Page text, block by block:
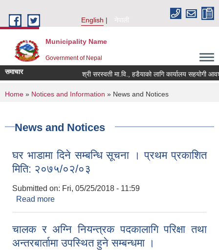
English
नेपाली
Municipality Name
Government of Nepal
समाचार श्री सरस्वती मा.वि., हडैयाको लागि कार्यालय सहयोगी
You are here
Home » Notices and Information » News and Notices
News and Notices
घर भाडामा दिने सम्बन्धि सूचना । प्रथम प्रकाशित
मिति: २०७५/०२/०३
Submitted on: Fri, 05/25/2018 - 11:59
Read more
चालक र अग्नि नियन्त्रक पदकालागि परिक्षा तथा
अन्तरबार्तामा उपस्थित हुने सम्बन्धमा ।